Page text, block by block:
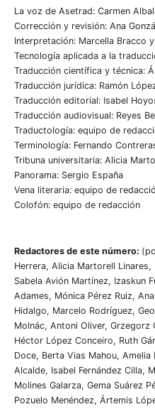
La voz de Asetrad: Carmen
Corrección y revisión: Ana
Interpretación: Marcella Bracco
Tecnología aplicada a la
Traducción científica y técnica:
Traducción jurídica: Ramón
Traducción editorial: Isabel
Traducción audiovisual: Reyes
Traductología: equipo de
Terminología: Fernando
Tribuna universitaria: Alicia
Panorama: Sergio España
Vena literaria: equipo de
Colofón: equipo de redacción
Redactores de este número:
Herrera, Alicia Martorell
Sabela Avión Martínez, Izaskun
Adames, Mónica Pérez Ruiz,
Hidalgo, Marcelo Rodríguez,
Molnác, Antoni Oliver, Grzegorz
Héctor López Conceiro, Ruth
Doce, Berta Vias Mahou,
Alcalde, Isabel Fernández Cilla,
Molines Galarza, Gema Suárez
Pozuelo Menéndez, Ártemis